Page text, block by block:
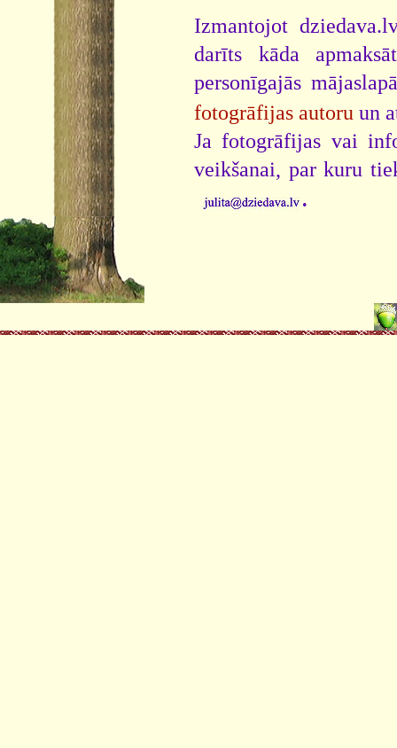
Izmantojot
darīts kāda
personīgajās
fotogrāfijas autoru un
Ja fotogrāfijas vai
veikšanai, par kuru
.